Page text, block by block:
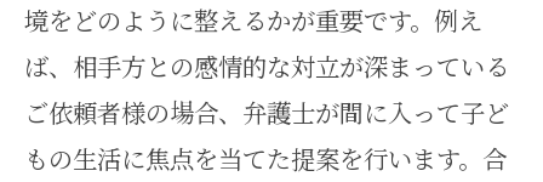
境をどのように整えるかが重要です。例え
ば、相手方との感情的な対立が深まっている
ご依頼者様の場合、弁護士が間に入って子ど
もの生活に焦点を当てた提案を行います。合